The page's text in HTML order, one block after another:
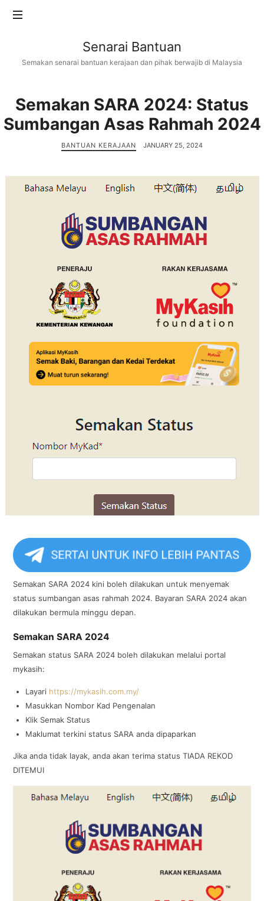
Senarai
Bantuan
Senarai Bantuan
Semakan senarai bantuan kerajaan dan pihak berwajib di Malaysia
Semakan SARA 2024: Status
Sumbangan Asas Rahmah 2024
BANTUAN KERAJAAN JANUARY 25, 2024
Semakan SARA 2024 kini boleh dilakukan untuk menyemak
status sumbangan asas rahmah 2024. Bayaran SARA 2024 akan
dilakukan bermula minggu depan.
Semakan SARA 2024
Semakan status SARA 2024 boleh dilakukan melalui portal
mykasih:
Layari https://mykasih.com.my/
Masukkan Nombor Kad Pengenalan
Klik Semak Status
Maklumat terkini status SARA anda dipaparkan
Jika anda tidak layak, anda akan terima status TIADA REKOD
DITEMUI